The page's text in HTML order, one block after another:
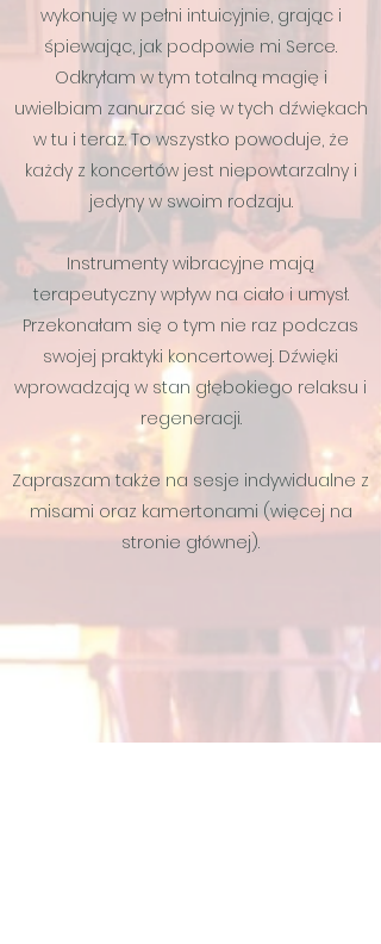
wykonuję w pełni intuicyjnie, grając i
śpiewając, jak podpowie mi Serce.
Odkryłam w tym totalną magię i
uwielbiam zanurzać się w tych dźwiękach
w tu i teraz. To wszystko powoduje, że
każdy z koncertów jest niepowtarzalny i
jedyny w swoim rodzaju.
Instrumenty wibracyjne mają
terapeutyczny wpływ na ciało i umysł.
Przekonałam się o tym nie raz podczas
swojej praktyki koncertowej. Dźwięki
wprowadzają w stan głębokiego relaksu i
regeneracji.
Zapraszam także na sesje indywidualne z
misami oraz kamertonami (więcej na
stronie głównej).